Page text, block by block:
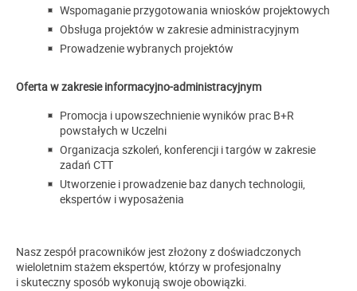
Wspomaganie przygotowania wniosków projektowych
Obsługa projektów w zakresie administracyjnym
Prowadzenie wybranych projektów
Oferta w zakresie informacyjno-administracyjnym
Promocja i upowszechnienie wyników prac B+R
powstałych w Uczelni
Organizacja szkoleń, konferencji i targów w zakresie
zadań CTT
Utworzenie i prowadzenie baz danych technologii,
ekspertów i wyposażenia
Nasz zespół pracowników jest złożony z doświadczonych
wieloletnim stażem ekspertów, którzy w profesjonalny
i skuteczny sposób wykonują swoje obowiązki.